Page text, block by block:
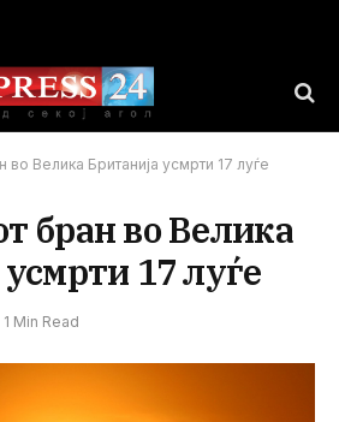
во Велика Британија усмрти 17 луѓе
бран во Велика
17 луѓе
1 Min Read